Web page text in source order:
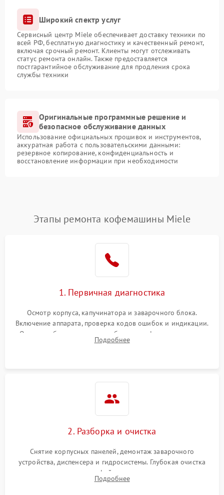
Широкий спектр услуг
Сервисный центр Miele обеспечивает доставку техники по
всей РФ, бесплатную диагностику и качественный ремонт,
включая срочный ремонт. Клиенты могут отслеживать
статус ремонта онлайн. Также предоставляется
постгарантийное обслуживание для продления срока
службы техники
Оригинальные программные решение и
безопасное обслуживание данных
Использование официальных прошивок и инструментов,
аккуратная работа с пользовательскими данными:
резервное копирование, конфиденциальность и
восстановление информации при необходимости
Этапы ремонта кофемашины Miele
1. Первичная диагностика
Осмотр корпуса, капучинатора и заварочного блока.
Включение аппарата, проверка кодов ошибок и индикации.
Оценка работы помпы, термоблока и кофемолки на слух.
Измерение температуры и давления воды для выявления
Подробнее
2. Разборка и очистка
Снятие корпусных панелей, демонтаж заварочного
устройства, диспенсера и гидросистемы. Глубокая очистка
внутренних узлов от кофейных масел, жмыха и накипи.
Промывка дренажных каналов и фильтров с использованием
Подробнее